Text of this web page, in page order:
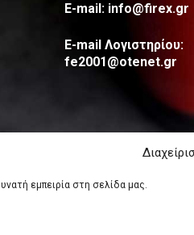
εμπειρία στη σελίδα μας.
E-mail: info@firex.gr
E-mail Λογιστηρίου:
fe2001@otenet.gr
Ροδόπη Μακεδονία